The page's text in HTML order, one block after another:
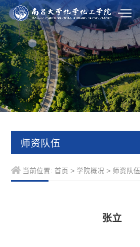
师资队伍
当前位置: 首页 > 学院概况 > 师资队伍
张立